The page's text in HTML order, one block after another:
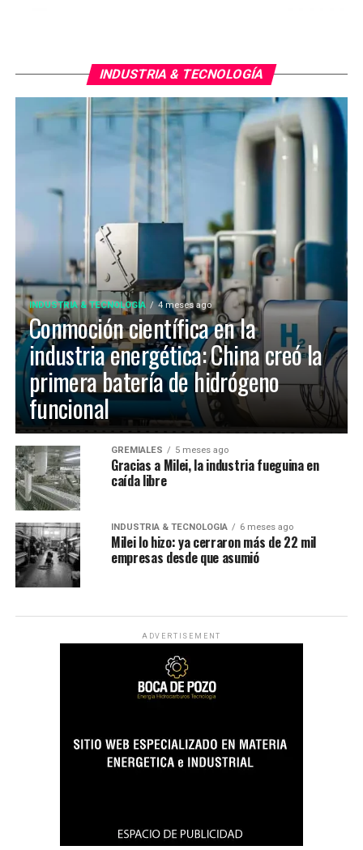
INDUSTRIA & TECNOLOGÍA
INDUSTRIA & TECNOLOGÍA 4 meses ago
Conmoción científica en la
industria energética: China creó la
primera batería de hidrógeno
funcional
GREMIALES 5 meses ago
Gracias a Milei, la industria fueguina en
caída libre
INDUSTRIA & TECNOLOGÍA 6 meses ago
Milei lo hizo: ya cerraron más de 22 mil
empresas desde que asumió
ADVERTISEMENT